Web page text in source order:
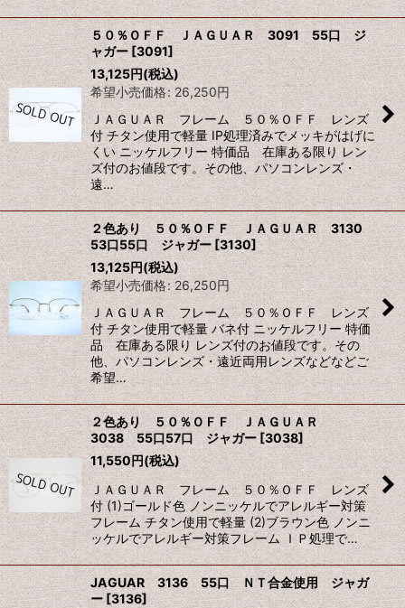
５０％ＯＦＦ ＪＡＧＵＡＲ 3091 55口 ジ
ャガー[3091]
13,125円(税込)
希望小売価格: 26,250円
ＪＡＧＵＡＲ フレーム ５０％ＯＦＦ レンズ
付 チタン使用で軽量 IP処理済みでメッキがはげに
くい ニッケルフリー 特価品 在庫ある限り レン
ズ付のお値段です。その他、パソコンレンズ・
遠…
２色あり ５０％ＯＦＦ ＪＡＧＵＡＲ 3130
53口55口 ジャガー [3130]
13,125円(税込)
希望小売価格: 26,250円
ＪＡＧＵＡＲ フレーム ５０％ＯＦＦ レンズ
付 チタン使用で軽量 バネ付 ニッケルフリー 特価
品 在庫ある限り レンズ付のお値段です。その
他、パソコンレンズ・遠近両用レンズなどなどご
希望…
２色あり ５０％ＯＦＦ ＪＡＧＵＡＲ
3038 55口57口 ジャガー [3038]
11,550円(税込)
ＪＡＧＵＡＲ フレーム ５０％ＯＦＦ レンズ
付 (1)ゴールド色 ノンニッケルでアレルギー対策
フレーム チタン使用で軽量 (2)ブラウン色 ノンニ
ッケルでアレルギー対策フレーム ＩＰ処理で…
JAGUAR 3136 55口 ＮＴ合金使用 ジャガ
ー [3136]